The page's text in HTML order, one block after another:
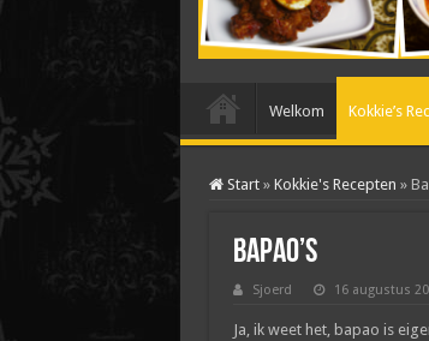
Welkom Kokkie’s
Start » Kokkie's Recepten »
Bapao’s
Sjoerd 16 augustus
Ja, ik weet het, bapao is